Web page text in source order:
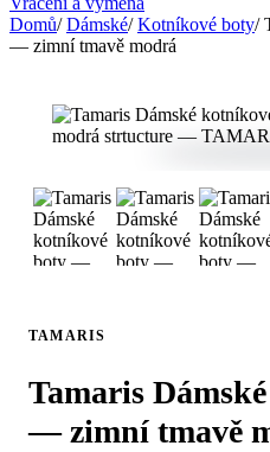
Domů/ Dámské/ Kotníkové boty/
— zimní tmavě modrá
TAMARIS
Tamaris
— zimní tmavě